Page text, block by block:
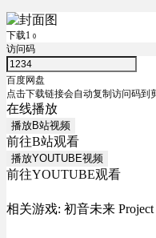
下载1 0
访问码
百度网盘
点击下载链接会自动复制访问码到
在线播放
播放B站视频
前往B站观看
播放YOUTUBE视频
前往YOUTUBE观看
相关游戏: 初音未来 Project